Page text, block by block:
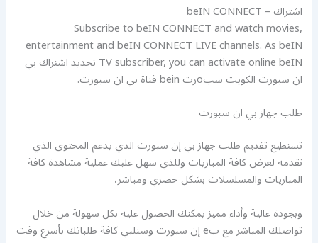
اشتراك – beIN CONNECT
Subscribe to beIN CONNECT and watch movies,
entertainment and beIN CONNECT LIVE channels. As beIN
TV subscriber, you can activate online beIN تجديد اشتراك بي
ان سبورت الكويت سبoرت bein قناة بي ان سبورت.
طلب جهاز بي ان سبورت
تستطيع تقديم طلب جهاز بي إن سبورت الذي يدعم المحتوى الذي
نقدمه لعرض كافة المباريات وللذي سهل عليك عملية مشاهدة كافة
المباريات والمسلسلات بشكل حصري ومباشر،
وبجودة عالية وأداء مميز يمكنك الحصول عليه بكل سهولة من خلال
تواصلك المباشر مع بe إن سبورت وسنلبي كافة طلباتك بأسرع وقت